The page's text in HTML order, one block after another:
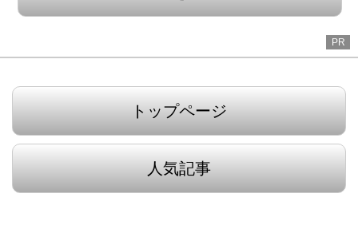
PR
トップページ
人気記事